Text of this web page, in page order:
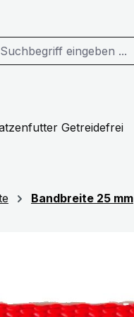
Getreidefrei
Bandbreite 25 mm